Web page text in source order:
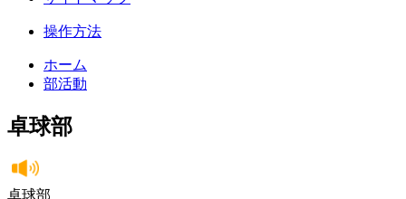
操作方法
ホーム
部活動
卓球部
卓球部